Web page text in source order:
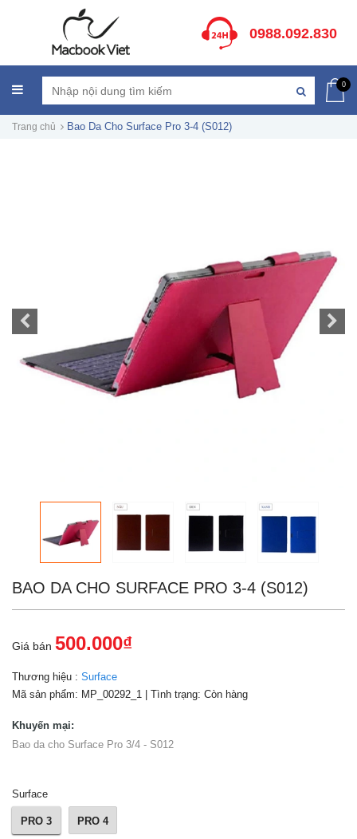
0988.092.830
0
Trang chủ Bao Da Cho Surface Pro 3-4 (S012)
BAO DA CHO SURFACE PRO 3-4 (S012)
Giá bán 500.000₫
Thương hiệu : Surface
Mã sản phẩm: MP_00292_1 | Tình trạng: Còn hàng
Khuyến mại:
Bao da cho Surface Pro 3/4 - S012
Surface
PRO 3 PRO 4